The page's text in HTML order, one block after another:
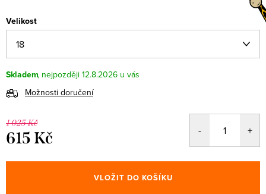
Velikost
Skladem
12.8.2026
Možnosti doručení
1 025 Kč
615 Kč
cena:
VLOŽIT DO KOŠÍKU